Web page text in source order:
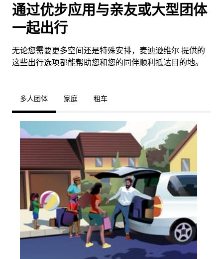
通过优步应用与亲友或大型团体
一起出行
无论您需要更多空间还是特殊安排，麦迪逊维尔 提供的
这些出行选项都能帮助您和您的同伴顺利抵达目的地。
多人团体 家庭 租车